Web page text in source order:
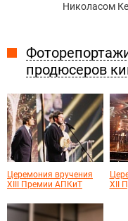
Николасом
продюсеров
Церемония вручения
XIII Премии АПКиТ
XII